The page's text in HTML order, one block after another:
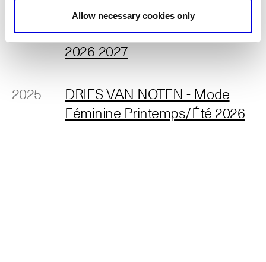
Allow necessary cookies only
DRIES VAN NOTEN - Mode
Masculine Automne/Hiver
2026-2027
2025
DRIES VAN NOTEN - Mode
Féminine Printemps/Été 2026